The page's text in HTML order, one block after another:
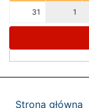
31 1
Strona główna